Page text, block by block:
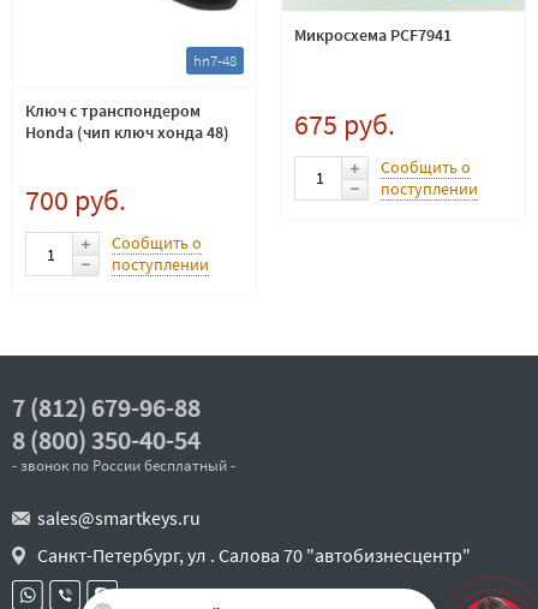
hn7-48
Ключ с транспондером
Honda (чип ключ хонда 48)
700 руб.
Сообщить о
поступлении
Микросхема PCF7941
675 руб.
Сообщить о
поступлении
7 (812) 679-96-88
8 (800) 350-40-54
- звонок по России бесплатный -
sales@smartkeys.ru
Санкт-Петербург, ул . Салова 70 "автобизнесцентр"